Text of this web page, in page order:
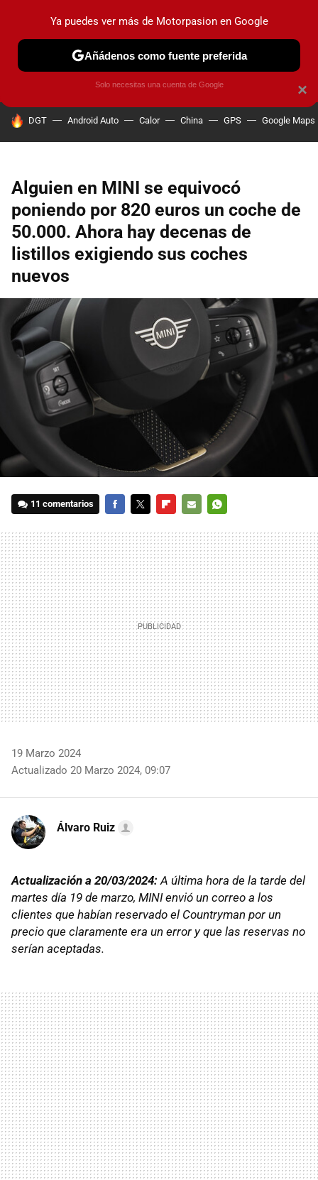
PRUEBAS COCHES ELÉCTRICOS OBSERVATORIO
HOY SE HABLA DE
DGT Android Auto Calor China GPS Google Maps
Alguien en MINI se equivocó
poniendo por 820 euros un coche de
50.000. Ahora hay decenas de
listillos exigiendo sus coches
nuevos
11 comentarios
MAIL
19 Marzo 2024
Actualizado 20 Marzo 2024, 09:07
Álvaro Ruiz
Actualización a 20/03/2024: A última hora de la tarde del
martes día 19 de marzo, MINI envió un correo a los
clientes que habían reservado el Countryman por un
precio que claramente era un error y que las reservas no
serían aceptadas.
×
Ya puedes ver más de Motorpasion en Google
Añádenos como fuente preferida
Solo necesitas una cuenta de Google